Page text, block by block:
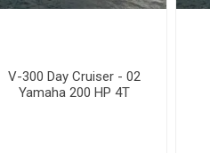
V-300 Day Cruiser - 02
Yamaha 200 HP 4T